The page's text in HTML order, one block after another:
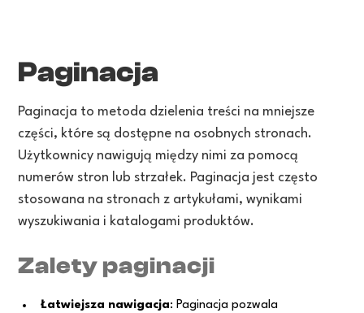
Paginacja
Paginacja to metoda dzielenia treści na mniejsze
części, które są dostępne na osobnych stronach.
Użytkownicy nawigują między nimi za pomocą
numerów stron lub strzałek. Paginacja jest często
stosowana na stronach z artykułami, wynikami
wyszukiwania i katalogami produktów.
Zalety paginacji
Łatwiejsza nawigacja: Paginacja pozwala